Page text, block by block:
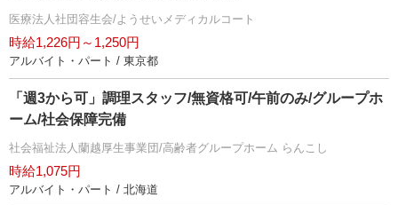
医療法人社団容生会/ようせいメディカルコート
時給1,226円～1,250円
アルバイト・パート / 東京都
「週3から可」調理スタッフ/無資格可/午前のみ/グループホ
ーム/社会保障完備
社会福祉法人蘭越厚生事業団/高齢者グループホーム らんこし
時給1,075円
アルバイト・パート / 北海道